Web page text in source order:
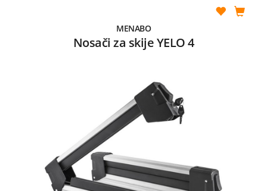
MENABO
Nosači za skije YELO 4